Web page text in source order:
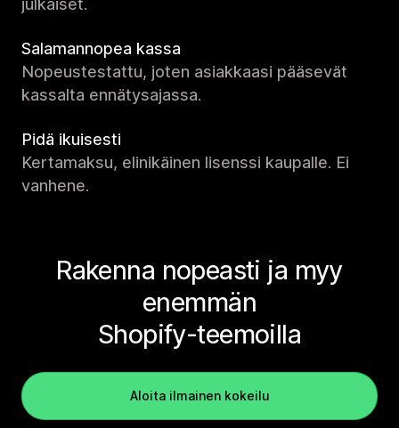
julkaiset.
Salamannopea kassa
Nopeustestattu, joten asiakkaasi pääsevät
kassalta ennätysajassa.
Pidä ikuisesti
Kertamaksu, elinikäinen lisenssi kaupalle. Ei
vanhene.
Rakenna nopeasti ja myy
enemmän
Shopify-teemoilla
Aloita ilmainen kokeilu